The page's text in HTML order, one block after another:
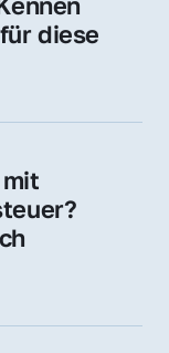
diese
vor –
der Regel